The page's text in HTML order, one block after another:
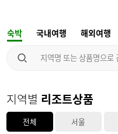
숙박 국내여행 해외여행
지역별 리조트상품
전체 서울